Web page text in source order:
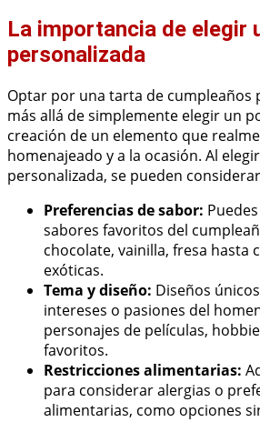
La importancia de elegir
personalizada
Optar por una tarta de cumpleaños
más allá de simplemente elegir un
creación de un elemento que
homenajeado y a la ocasión. Al
personalizada, se pueden
Preferencias de sabor:
sabores favoritos del
chocolate, vainilla, fresa hasta
exóticas.
Tema y diseño: Diseños
intereses o pasiones del
personajes de películas,
favoritos.
Restricciones alimentarias:
para considerar alergias o
alimentarias, como opciones